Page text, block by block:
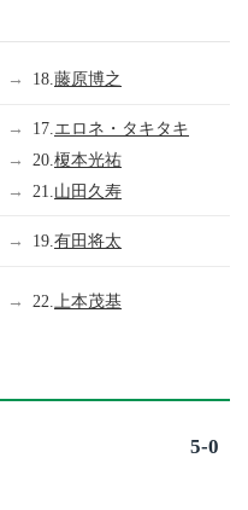
→ 18. 藤原博之
→ 17. エロネ・タキタキ
→ 20. 榎本光祐
→ 21. 山田久寿
→ 19. 有田将太
→ 22.上本茂基
5-0